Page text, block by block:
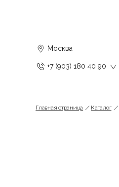
Москва
+7 (903) 180 40 90
Главная страница Каталог